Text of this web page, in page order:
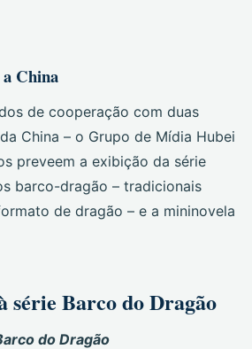
China
de cooperação com duas
China – o Grupo de Mídia Hubei
preveem a exibição da série
barco-dragão – tradicionais
de dragão – e a mininovela
série Barco do Dragão
do Dragão